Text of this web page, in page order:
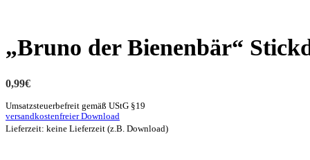
„Bruno der Bienenbär“
0,99€
Umsatzsteuerbefreit gemäß UStG §19
versandkostenfreier Download
Lieferzeit: keine Lieferzeit (z.B. Download)